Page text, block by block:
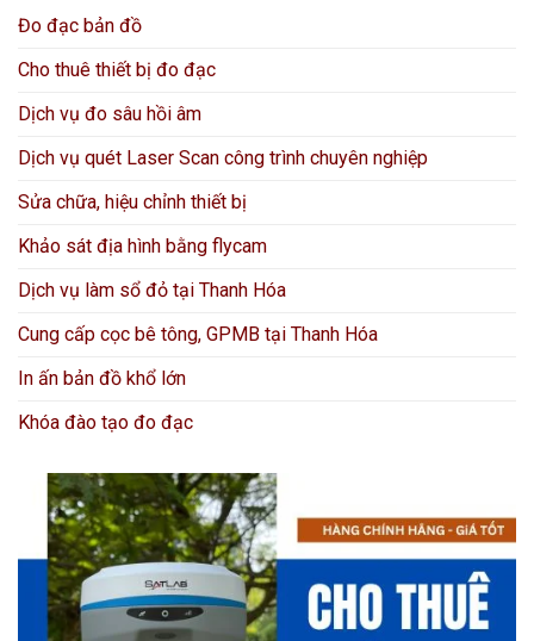
Đo đạc bản đồ
Cho thuê thiết bị đo đạc
Dịch vụ đo sâu hồi âm
Dịch vụ quét Laser Scan công trình chuyên nghiệp
Sửa chữa, hiệu chỉnh thiết bị
Khảo sát địa hình bằng flycam
Dịch vụ làm sổ đỏ tại Thanh Hóa
Cung cấp cọc bê tông, GPMB tại Thanh Hóa
In ấn bản đồ khổ lớn
Khóa đào tạo đo đạc